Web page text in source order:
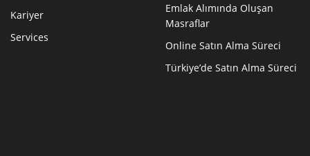
Kariyer
Services
Emlak Alımında Oluşan
Masraflar
Online Satın Alma Süreci
Türkiye’de Satın Alma Süreci